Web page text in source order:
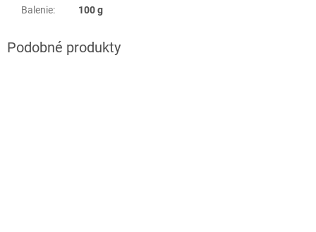
Balenie: 100 g